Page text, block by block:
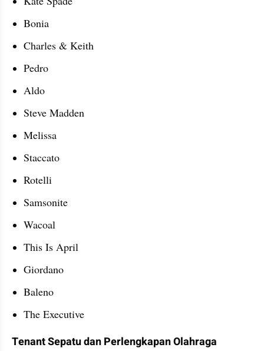
Bonia
Charles & Keith
Pedro
Aldo
Steve Madden
Melissa
Staccato
Rotelli
Samsonite
Wacoal
This Is April
Giordano
Baleno
The Executive
Tenant Sepatu dan Perlengkapan Olahraga